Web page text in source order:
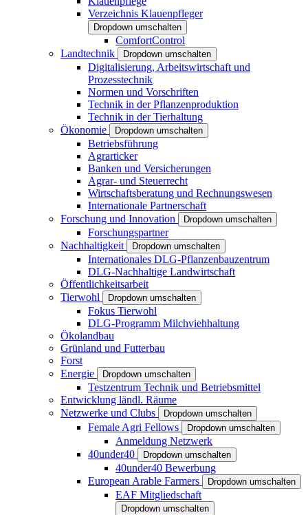
Verzeichnis Klauenpfleger
Dropdown umschalten
ComfortControl
Landtechnik
Dropdown umschalten
Digitalisierung, Arbeitswirtschaft und
Prozesstechnik
Normen und Vorschriften
Technik in der Pflanzenproduktion
Technik in der Tierhaltung
Ökonomie
Dropdown umschalten
Betriebsführung
Agrarticker
Banken und Versicherungen
Agrar- und Steuerrecht
Wirtschaftsberatung und Rechnungswesen
Internationale Partnerschaft
Forschung und Innovation
Dropdown umschalten
Forschungspartner
Nachhaltigkeit
Dropdown umschalten
Internationales DLG-Pflanzenbauzentrum
DLG-Nachhaltige Landwirtschaft
Öffentlichkeitsarbeit
Tierwohl
Dropdown umschalten
Fokus Tierwohl
DLG-Programm Milchviehhaltung
Ökolandbau
Grünland und Futterbau
Forst
Energie
Dropdown umschalten
Testzentrum Technik und Betriebsmittel
Entwicklung ländl. Räume
Netzwerke und Clubs
Dropdown umschalten
Female Agri Fellows Dropdown umschalten
Anmeldung Netzwerk
40under40
Dropdown umschalten
40under40 Bewerbung
European Arable Farmers
Dropdown umschalten
EAF Mitgliedschaft
Dropdown umschalten